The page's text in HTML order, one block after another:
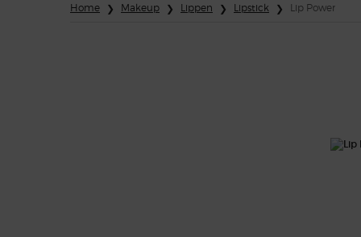
Home Makeup Lippen Lipstick Lip Power